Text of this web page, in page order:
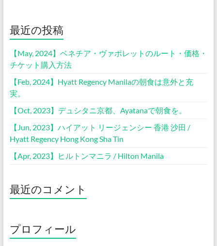
最近の投稿
【May, 2024】ベネチア・ヴァポレットのルート・価格・
チケット購入方法
【Feb, 2024】Hyatt Regency Manilaの朝食は意外と充
実。
【Oct, 2023】デュシタニ京都、Ayatanaで朝食を。
【Jun, 2023】ハイアット リージェンシー 香港 沙田 /
Hyatt Regency Hong Kong Sha Tin
【Apr, 2023】ヒルトンマニラ / Hilton Manila
最近のコメント
プロフィール